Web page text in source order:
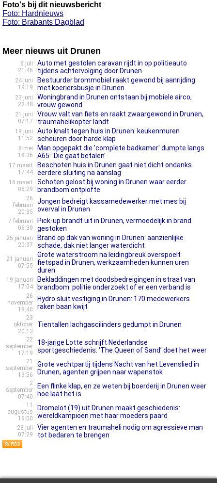
Foto's bij dit nieuwsbericht
Foto: Hardnieuws
Foto: Brabants Dagblad
Meer nieuws uit Drunen
6 juli
21:46
Auto met gestolen caravan rijdt in op politieauto
tijdens achtervolging door Drunen
24 juni
19:19
Bestuurder brommobiel raakt gewond bij aanrijding
met koeriersbusje in Drunen
23 juni
22:48
Woningbrand in Drunen ontstaan bij mobiele airco,
vrouw gewond
21 juni
07:17
Vrouw valt van fiets en raakt zwaargewond in Drunen,
traumahelikopter landt
19 juni
11:52
Auto knalt tegen huis in Drunen: keukenmuren
scheuren door harde klap
6 mei
18:36
Man opgepakt die 'complete badkamer' dumpte langs
A65: 'Die gaat betalen'
17 maart
17:44
Beschoten huis in Drunen gaat niet dicht ondanks
eerdere sluiting na aanslag
16 maart
06:29
Schoten gelost bij woning in Drunen waar eerder
brandbom ontplofte
26
februari
20:35
Jongen bedreigt kassamedewerker met mes bij
overval in Drunen
7 februari
06:39
Pick-up brandt uit in Drunen, vermoedelijk in brand
gestoken
25 januari
20:37
Brand op dak van woning in Drunen: aanzienlijke
schade, dak niet langer waterdicht
21 januari
07:55
Grote waterstroom na leidingbreuk overspoelt
fietspad in Drunen, werkzaamheden kunnen uren
duren
19 januari
17:04
Bekladdingen met doodsbedreigingen in straat van
brandbom: politie onderzoekt of er een verband is
26
november
18:40
Hydro sluit vestiging in Drunen: 170 medewerkers
raken baan kwijt
23
oktober
20:13
Tientallen lachgascilinders gedumpt in Drunen
22
september
17:19
18-jarige Lotte schrijft Nederlandse
sportgeschiedenis: ‘The Queen of Sand’ doet het weer
21
september
13:56
Grote vechtpartij tijdens Nacht van het Levenslied in
Drunen, agenten grijpen naar wapenstok
2
september
07:40
Een flinke klap, en ze weten bij boerderij in Drunen weer
hoe laat het is
11
augustus
19:00
Dromelot (19) uit Drunen maakt geschiedenis:
wereldkampioen met haar moeders paard
28 juli
07:29
Vier agenten en traumaheli nodig om agressieve man
tot bedaren te brengen